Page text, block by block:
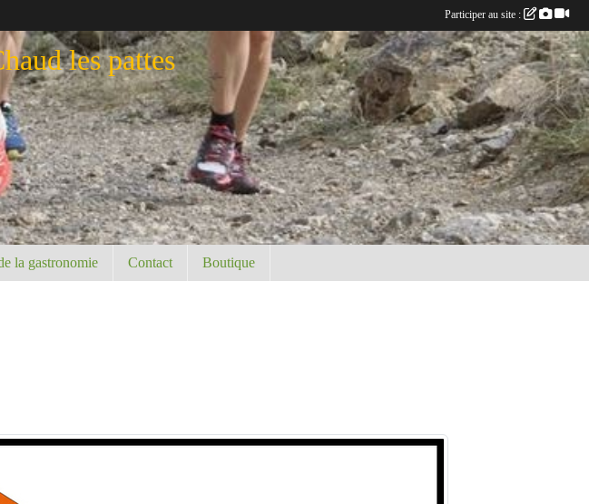
les pattes
la gastronomie Contact Boutique
Participer au site :